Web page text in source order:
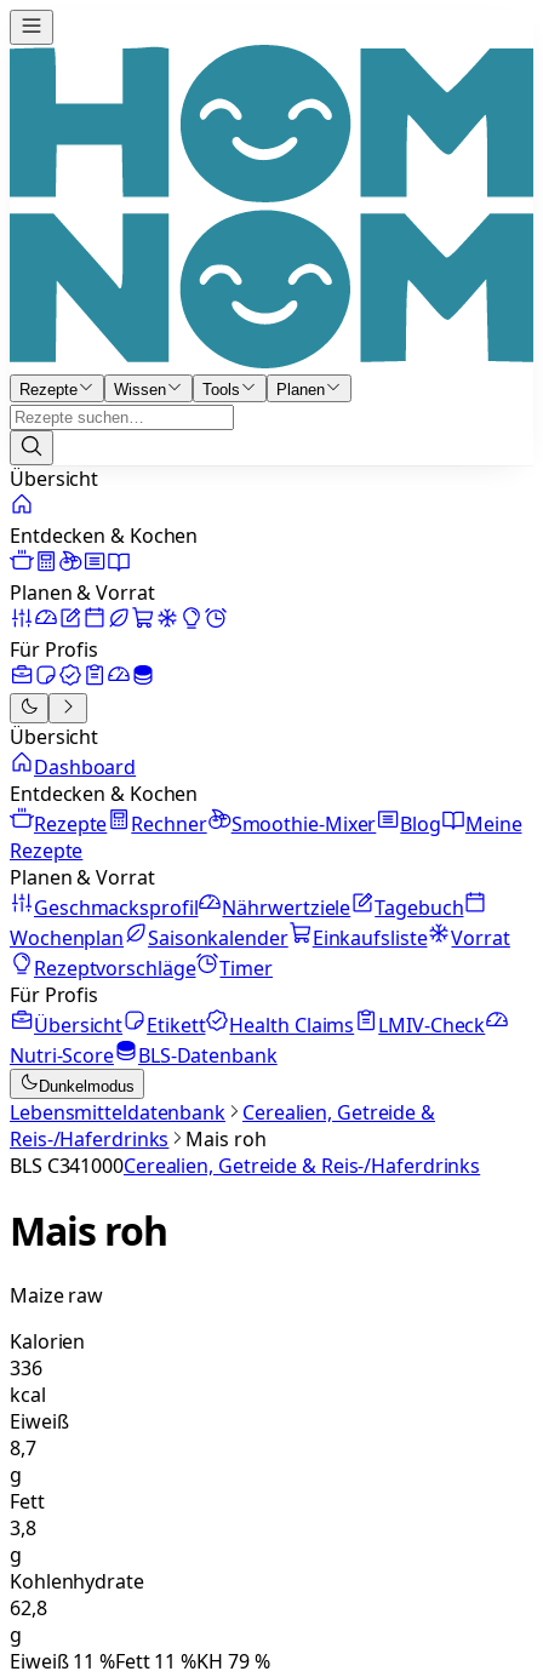
Rezepte Wissen Tools Planen
Übersicht
Entdecken & Kochen
Planen & Vorrat
Für Profis
Übersicht
Dashboard
Entdecken & Kochen
Rezepte
Rechner Smoothie-Mixer Blog
Meine
Rezepte
Planen & Vorrat
Geschmacksprofil
Nährwertziele
Tagebuch
Wochenplan
Saisonkalender Einkaufsliste
Vorrat
Rezeptvorschläge
Timer
Für Profis
Übersicht
Etikett Health Claims
LMIV-Check
Nutri-Score
BLS-Datenbank
Dunkelmodus
Lebensmitteldatenbank
Cerealien, Getreide &
Reis-/Haferdrinks
Mais roh
BLS C341000Cerealien, Getreide & Reis-/Haferdrinks
Mais roh
Maize raw
Kalorien
336
kcal
Eiweiß
8,7
g
Fett
3,8
g
Kohlenhydrate
62,8
g
Eiweiß11 %Fett11 %KH 79%